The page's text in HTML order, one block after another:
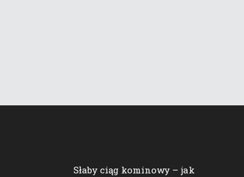
Słaby ciąg kominowy – jak